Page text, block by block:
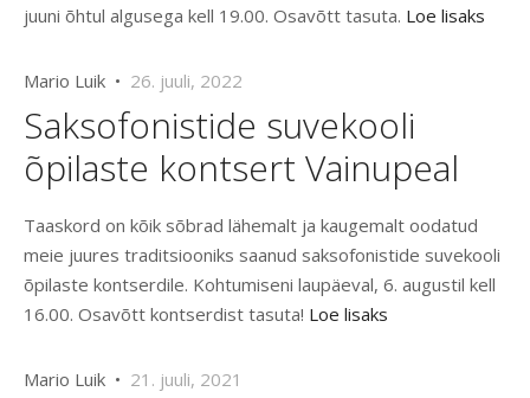
juuni õhtul algusega kell 19.00. Osavõtt tasuta. Loe lisaks
Mario Luik • 26. juuli, 2022
Saksofonistide suvekooli
õpilaste kontsert Vainupeal
Taaskord on kõik sõbrad lähemalt ja kaugemalt oodatud
meie juures traditsiooniks saanud saksofonistide suvekooli
õpilaste kontserdile. Kohtumiseni laupäeval, 6. augustil kell
16.00. Osavõtt kontserdist tasuta! Loe lisaks
Mario Luik • 21. juuli, 2021